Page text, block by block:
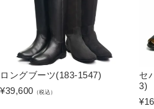
ロングブーツ(183-1547)
¥39,600 （税込）
セ
3)
¥